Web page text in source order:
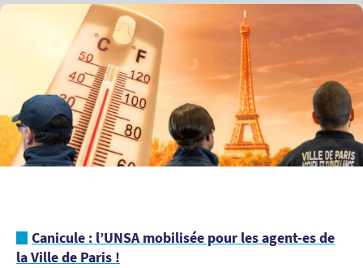
Canicule : l’UNSA mobilisée pour les agent-es de
la Ville de Paris !